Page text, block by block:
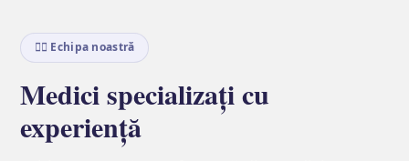
👨‍⚕️ Echipa noastră
Medici specializați cu
experiență